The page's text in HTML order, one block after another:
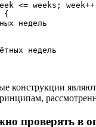
<= weeks;
{
недель
недель
конструкции
проверять в